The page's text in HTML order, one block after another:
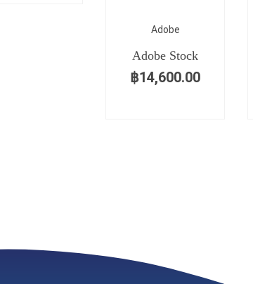
Adobe
Adobe Stock
฿14,600.00